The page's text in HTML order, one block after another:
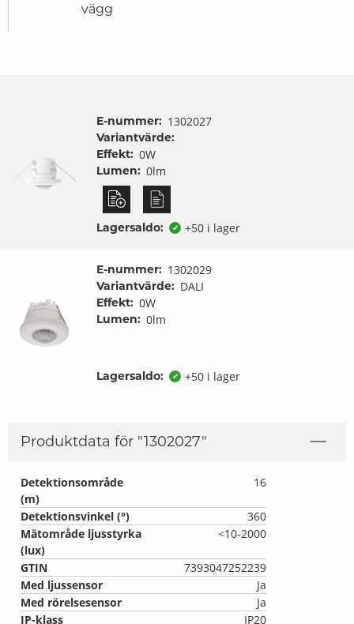
vägg
E-nummer: 1302027
Variantvärde:
Effekt: 0W
Lumen: 0lm
Lagersaldo: ✔ +50 i lager
E-nummer: 1302029
Variantvärde: DALI
Effekt: 0W
Lumen: 0lm
Lagersaldo: ✔ +50 i lager
Produktdata för "1302027"
Detektionsområde
(m)
16
Detektionsvinkel (°)
360
Mätområde ljusstyrka
(lux)
<10-2000
GTIN
7393047252239
Med ljussensor
Ja
Med rörelsesensor
Ja
IP-klass
IP20